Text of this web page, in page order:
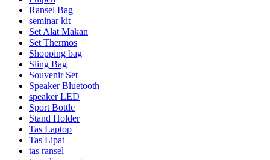
Ransel Bag
seminar kit
Set Alat Makan
Set Thermos
Shopping bag
Sling Bag
Souvenir Set
Speaker Bluetooth
speaker LED
Sport Bottle
Stand Holder
Tas Laptop
Tas Lipat
tas ransel